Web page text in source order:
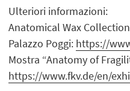
Ulteriori informazioni:
Anatomical Wax
Palazzo Poggi: https://
Mostra “Anatomy of
https://www.fkv.de/en/